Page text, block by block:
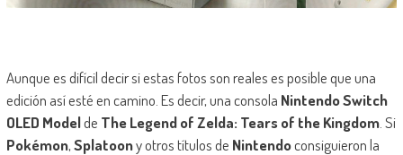
Aunque es difícil decir si estas fotos son reales es posible que una
edición así esté en camino. Es decir, una consola Nintendo Switch
OLED Modelde The Legend of Zelda: Tears of the Kingdom. Si
Pokémon,Splatoony otros títulos de Nintendoconsiguieron la